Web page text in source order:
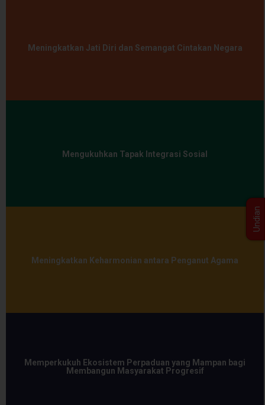
Meningkatkan Jati Diri dan Semangat Cintakan Negara
Mengukuhkan Tapak Integrasi Sosial
Meningkatkan Keharmonian antara Penganut Agama
Memperkukuh Ekosistem Perpaduan yang Mampan bagi
Membangun Masyarakat Progresif
Undian